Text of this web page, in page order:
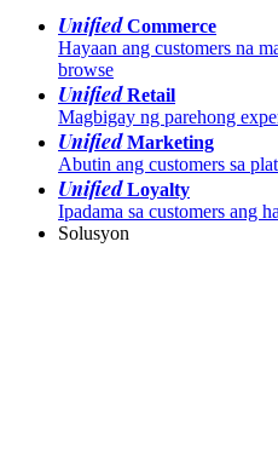
UnifiedCommerce
Hayaan ang customers na
browse
UnifiedRetail
Magbigay ng parehong
UnifiedMarketing
Abutin ang customers sa
UnifiedLoyalty
Ipadama sa customers ang
Solusyon